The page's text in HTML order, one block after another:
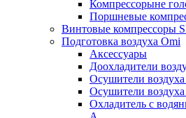
Компрессорыне
Поршневые
Винтовые компрессоры
Подготовка воздуха Omi
Аксессуары
Доохладители
Осушители
Осушители
Охладитель с